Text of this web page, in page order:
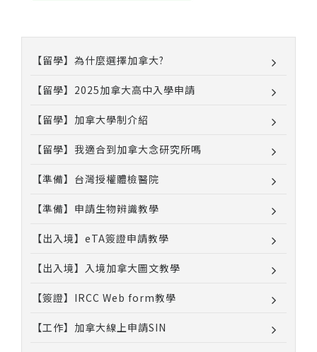
【留學】為什麼選擇加拿大?
【留學】2025加拿大高中入學申請
【留學】加拿大學制介紹
【留學】我適合到加拿大念研究所嗎
【準備】台灣授權體檢醫院
【準備】申請生物辨識教學
【出入境】eTA簽證申請教學
【出入境】入境加拿大圖文教學
【簽證】IRCC Web form教學
【工作】加拿大線上申請SIN